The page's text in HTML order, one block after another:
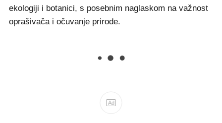
ekologiji i botanici, s posebnim naglaskom na važnost
oprašivača i očuvanje prirode.
Ad